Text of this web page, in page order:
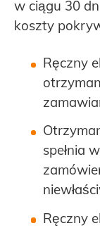
w ciągu 30
koszty
Ręczny
spełnia
Ręczny